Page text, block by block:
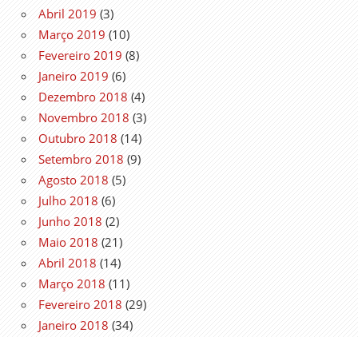
Abril 2019 (3)
Março 2019 (10)
Fevereiro 2019 (8)
Janeiro 2019 (6)
Dezembro 2018 (4)
Novembro 2018 (3)
Outubro 2018 (14)
Setembro 2018 (9)
Agosto 2018 (5)
Julho 2018 (6)
Junho 2018 (2)
Maio 2018 (21)
Abril 2018 (14)
Março 2018 (11)
Fevereiro 2018 (29)
Janeiro 2018 (34)